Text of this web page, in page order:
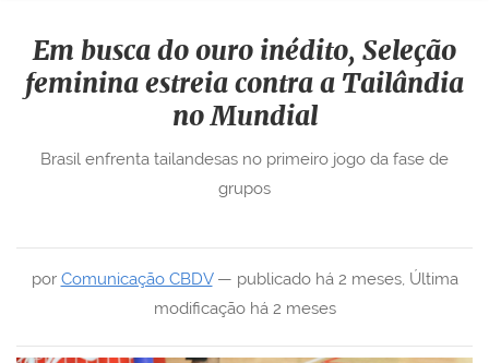
Em busca do ouro inédito, Seleção
feminina estreia contra a Tailândia
no Mundial
por Comunicação CBDV— publicado há 2 meses, Última
modificação há 2 meses
Brasil enfrenta tailandesas no primeiro jogo da fase de
grupos